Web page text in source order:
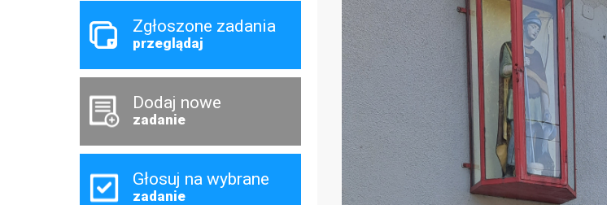
Zgłoszone zadania
przeglądaj
Dodaj nowe
zadanie
Głosuj na wybrane
zadanie